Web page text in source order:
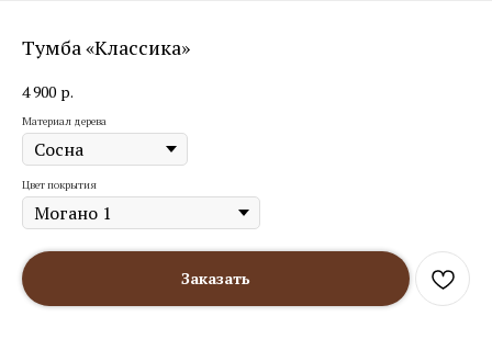
Тумба «Классика»
4 900 р.
Материал дерева
Цвет покрытия
Заказать